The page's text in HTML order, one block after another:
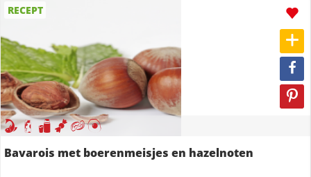
RECEPT
Bavarois met boerenmeisjes en hazelnoten